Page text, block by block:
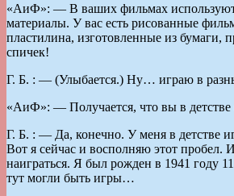
«AиФ»: — В ваших фильмах
материалы. У вас есть рисованные
пластилина, изготовленные из бумаги,
спичек!
Г. Б. : — (Улыбается.) Ну… играю в
«AиФ»: — Получается, что вы в детстве
Г. Б. : — Да, конечно. У меня в детстве
Вот я сейчас и восполняю этот пробел.
наиграться. Я был рожден в 1941 году
тут могли быть игры…